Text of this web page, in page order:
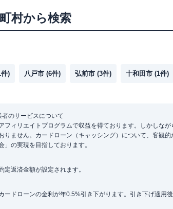
村から検索
件) 八戸市 (6件) 弘前市 (3件) 十和田市 (1件)
のサービスについて
フィリエイトプログラムで収益を得ております。しかしな
りません。カードローン（キャッシング）について、客観
の実現を目指しております。
返済金額が設定されます。
ドローンの金利が年0.5%引き下がります。引き下げ適用